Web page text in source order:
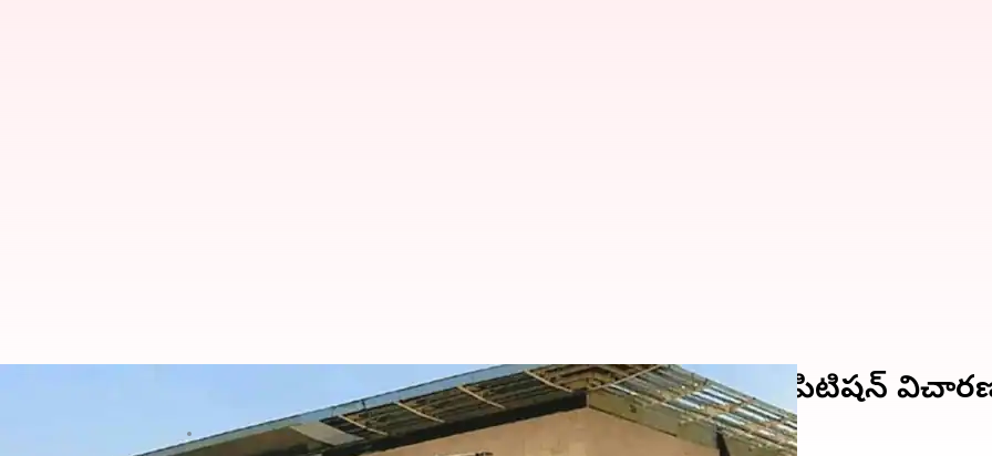
Cm Jagan : సీఎం జగన్ సహా 41మందికి నోటీసులు..రఘురామ పిటిషన్
Nov 23, 2023 03:58 pm